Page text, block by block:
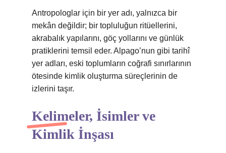
Antropologlar için bir yer adı, yalnızca bir
mekân değildir; bir topluluğun ritüellerini,
akrabalık yapılarını, göç yollarını ve günlük
pratiklerini temsil eder. Alpago’nun gibi tarihî
yer adları, eski toplumların coğrafi sınırlarının
ötesinde kimlik oluşturma süreçlerinin de
izlerini taşır.
Kelimeler, İsimler ve
Kimlik İnşası